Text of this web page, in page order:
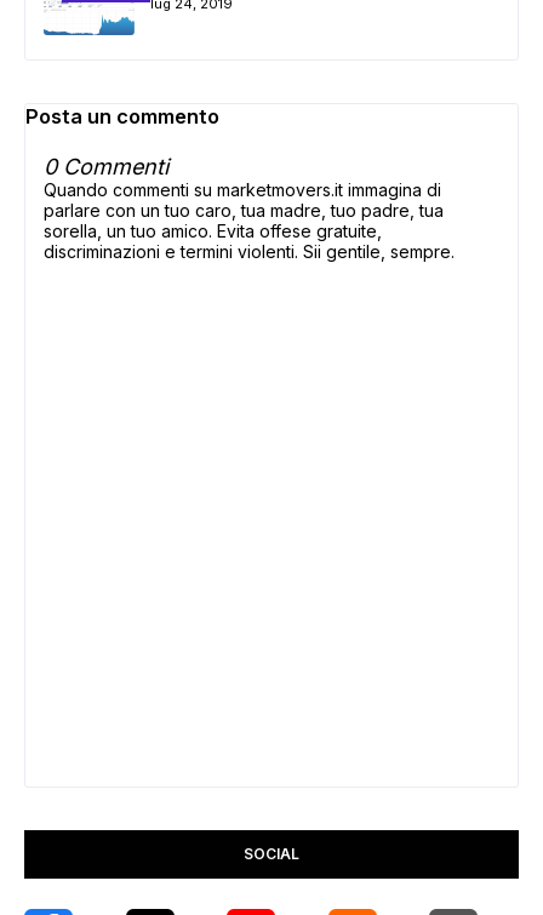
lug 24, 2019
Posta un commento
0 Commenti
Quando commenti su marketmovers.it immagina di
parlare con un tuo caro, tua madre, tuo padre, tua
sorella, un tuo amico. Evita offese gratuite,
discriminazioni e termini violenti. Sii gentile, sempre.
SOCIAL